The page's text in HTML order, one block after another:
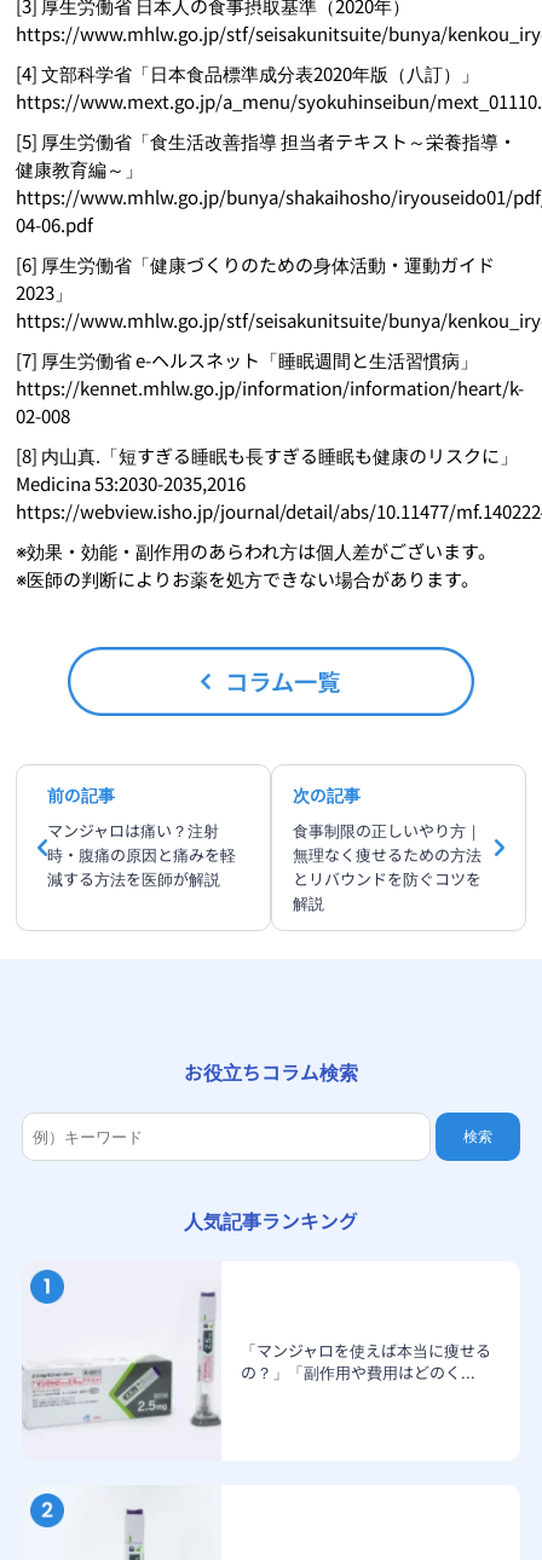
[3] 厚生労働省 日本人の食事摂取基準（2020年）
https://www.mhlw.go.jp/stf/seisakunitsuite/bunya/
[4] 文部科学省「日本食品標準成分表2020年版（八訂）」
https://www.mext.go.jp/a_menu/syokuhinseibun/
[5] 厚生労働省「食生活改善指導 担当者テキスト～栄養指導・
健康教育編～」
https://www.mhlw.go.jp/bunya/shakaihosho/iryouseido01/
04-06.pdf
[6] 厚生労働省「健康づくりのための身体活動・運動ガイド
2023」
https://www.mhlw.go.jp/stf/seisakunitsuite/bunya/
[7] 厚生労働省 e-ヘルスネット「睡眠週間と生活習慣病」
https://kennet.mhlw.go.jp/information/information/heart/k-
02-008
[8] 内山真.「短すぎる睡眠も長すぎる睡眠も健康のリスクに」
Medicina 53:2030-2035,2016
https://webview.isho.jp/journal/detail/abs/10.11477/
※効果・効能・副作用のあらわれ方は個人差がございます。
※医師の判断によりお薬を処方できない場合があります。
前の記事
マンジャロは痛い？注射
時・腹痛の原因と痛みを軽
減する方法を医師が解説
次の記事
食事制限の正しいやり方｜
無理なく痩せるための方法
とリバウンドを防ぐコツを
解説
お役立ちコラム検索
検索
人気記事ランキング
「マンジャロを使えば本当に痩せる
の？」「副作用や費用はどのく...